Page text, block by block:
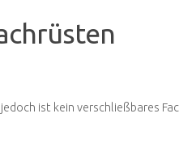
ist kein verschließbares